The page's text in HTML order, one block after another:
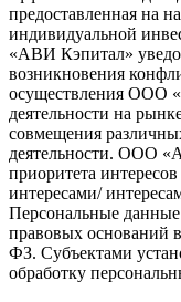
предоставленная на
индивидуальной
«АВИ Кэпитал»
возникновения
осуществления ООО
деятельности на
совмещения
деятельности. ООО
приоритета
интересами/
Персональные
правовых оснований
ФЗ. Субъектами
обработку